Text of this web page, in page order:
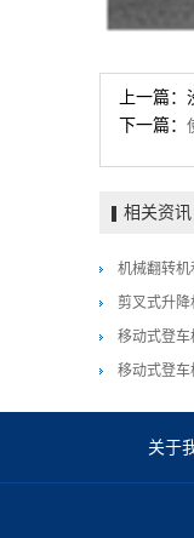
上一篇：
下一篇：
相关资讯
机械翻转机
剪叉式升
移动式登车
移动式登
关于